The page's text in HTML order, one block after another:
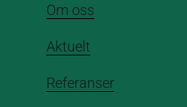
Om oss
Aktuelt
Referanser